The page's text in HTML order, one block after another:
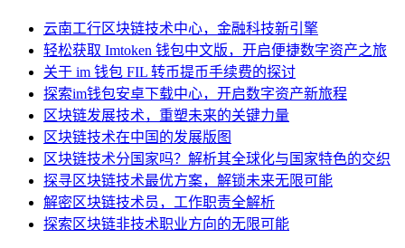
云南工行区块链技术中心，金融科技新引擎
轻松获取 Imtoken 钱包中文版，开启便捷数字资产之旅
关于 im 钱包 FIL 转币提币手续费的探讨
探索im钱包安卓下载中心，开启数字资产新旅程
区块链发展技术，重塑未来的关键力量
区块链技术在中国的发展版图
区块链技术分国家吗？解析其全球化与国家特色的交织
探寻区块链技术最优方案，解锁未来无限可能
解密区块链技术员，工作职责全解析
探索区块链非技术职业方向的无限可能